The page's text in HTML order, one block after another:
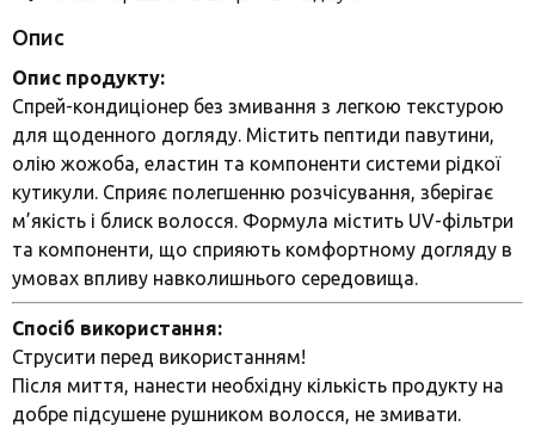
Опис
Опис продукту:
Спрей-кондиціонер без змивання з легкою текстурою
для щоденного догляду. Містить пептиди павутини,
олію жожоба, еластин та компоненти системи рідкої
кутикули. Сприяє полегшенню розчісування, зберігає
м’якість і блиск волосся. Формула містить UV-фільтри
та компоненти, що сприяють комфортному догляду в
умовах впливу навколишнього середовища.
Спосіб використання:
Струсити перед використанням!
Після миття, нанести необхідну кількість продукту на
добре підсушене рушником волосся, не змивати.